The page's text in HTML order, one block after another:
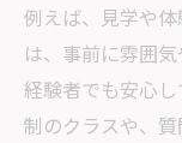
例えば、見学や
は、事前に雰囲
経験者でも安心
制のクラスや、